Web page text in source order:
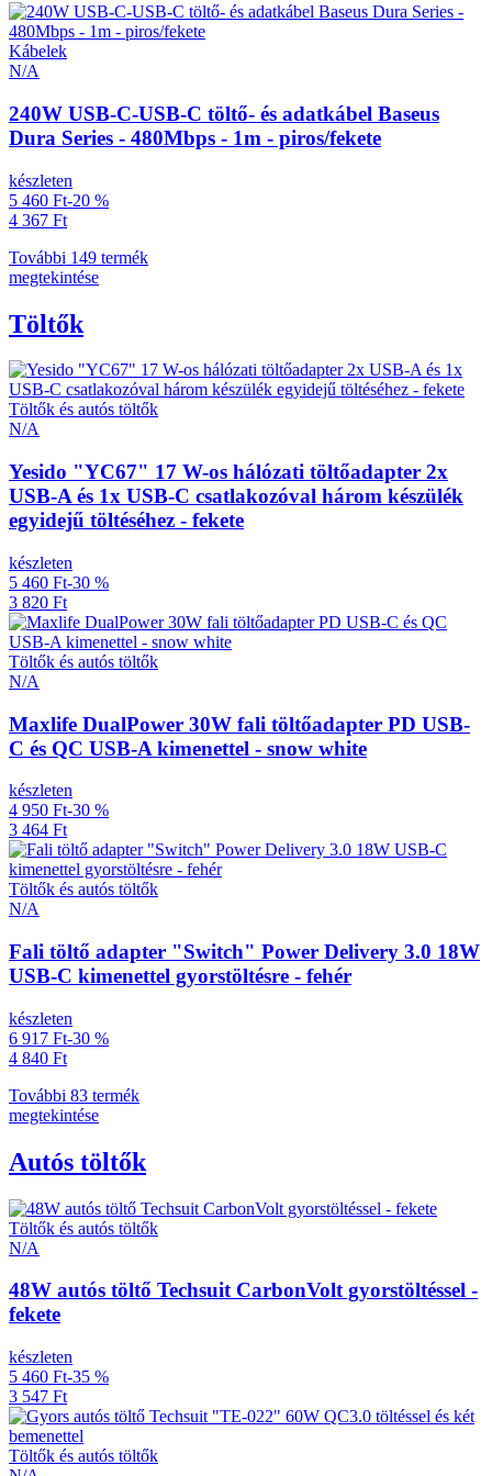
Kábelek
N/A
240W USB-C-USB-C töltő- és adatkábel Baseus
Dura Series - 480Mbps - 1m - piros/fekete
készleten
5 460 Ft-20 %
4 367 Ft
További 149 termék
megtekintése
Töltők
Töltők és autós töltők
N/A
Yesido "YC67" 17 W-os hálózati töltőadapter 2x
USB-A és 1x USB-C csatlakozóval három készülék
egyidejű töltéséhez - fekete
készleten
5 460 Ft-30 %
3 820 Ft
Töltők és autós töltők
N/A
Maxlife DualPower 30W fali töltőadapter PD USB-
C és QC USB-A kimenettel - snow white
készleten
4 950 Ft-30 %
3 464 Ft
Töltők és autós töltők
N/A
Fali töltő adapter "Switch" Power Delivery 3.0 18W
USB-C kimenettel gyorstöltésre - fehér
készleten
6 917 Ft-30 %
4 840 Ft
További 83 termék
megtekintése
Autós töltők
Töltők és autós töltők
N/A
48W autós töltő Techsuit CarbonVolt gyorstöltéssel -
fekete
készleten
5 460 Ft-35 %
3 547 Ft
Töltők és autós töltők